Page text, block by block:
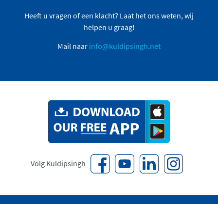
Heeft u vragen of een klacht? Laat het ons weten, wij
helpen u graag!
Mail naar info@kuldipsingh.net
Volg Kuldipsingh